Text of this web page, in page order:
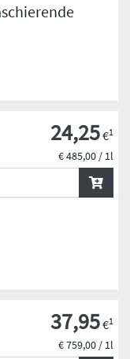
24,25€1
€ 485,00 / 1l
37,95€1
€ 759,00 / 1l